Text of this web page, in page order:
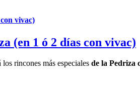
vivac)
(en 1 ó 2 días con vivac)
los rincones más especiales de la Pedriza